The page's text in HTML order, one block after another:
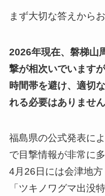
まず大切な答えから
2026年現在、磐梯山
撃が相次いでいます
時間帯を避け、適切
れる必要はありません
福島県の公式発表に
で目撃情報が非常に
4月26日には会津地
「ツキノワグマ出没